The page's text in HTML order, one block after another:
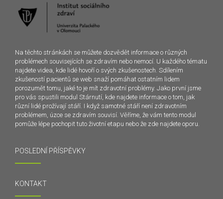
Na těchto stránkách se můžete dozvědět informace o různých
problémech souvisejících se zdravím nebo nemocí. U každého tématu
najdete videa, kde lidé hovoří o svých zkušenostech. Sdílením
zkušeností pacientů se web snaží pomáhat ostatním lidem
porozumět tomu, jaké to je mít zdravotní problémy. Jako první jsme
pro vás spustili modul Stárnutí, kde najdete informace o tom, jak
různí lidé prožívají stáří. I když samotné stáří není zdravotním
problémem, úzce se zdravím souvisí. Věříme, že vám tento modul
pomůže lépe pochopit tuto životní etapu nebo že zde najdete oporu.
POSLEDNÍ PŘÍSPĚVKY
KONTAKT